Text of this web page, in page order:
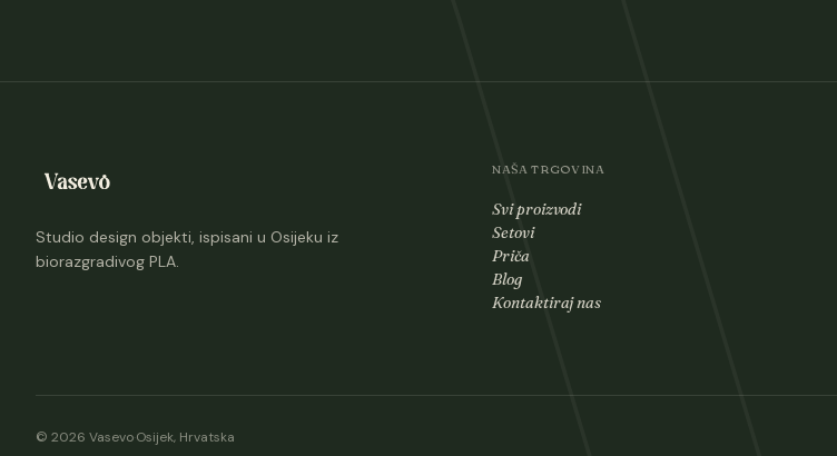
Studio design objekti, ispisani u Osijeku iz
biorazgradivog PLA.
NAŠA TRGOVINA
Svi proizvodi
Setovi
Priča
Blog
Kontaktiraj nas
© 2026 Vasevo·Osijek, Hrvatska